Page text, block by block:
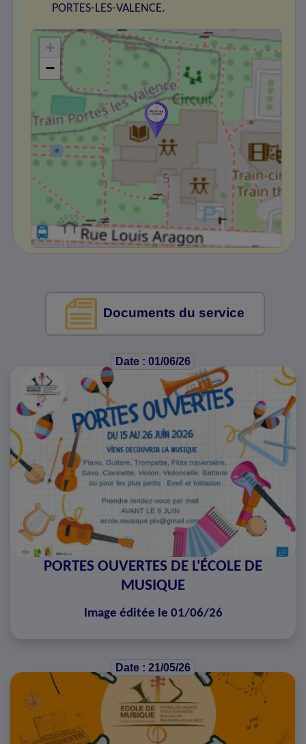
PORTES-LES-VALENCE.
+
−
Documents du service
Date : 01/06/26
PORTES OUVERTES DE L'ÉCOLE DE
MUSIQUE
Image éditée le 01/06/26
Date : 21/05/26